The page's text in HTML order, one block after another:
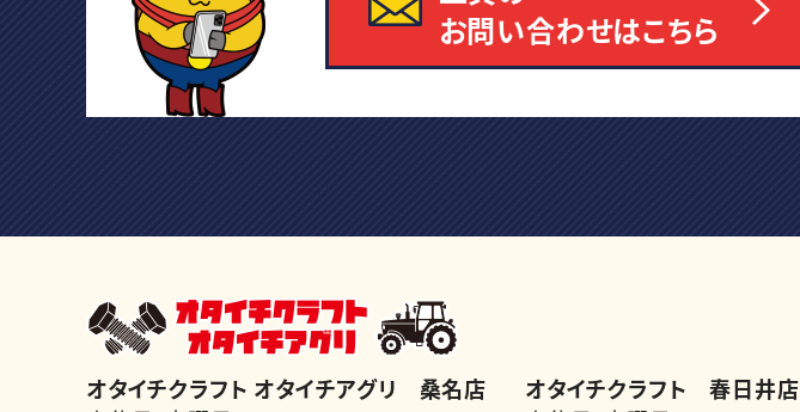
お問い合わせはこちら
オタイチクラフト オタイチアグリ 桑名店
オタイチクラフト 春日井店